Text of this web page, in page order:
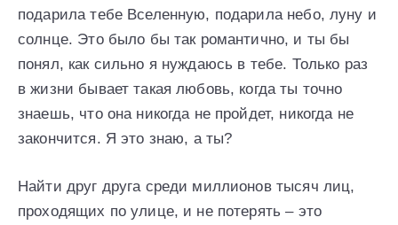
подарила тебе Вселенную, подарила небо, луну и
солнце. Это было бы так романтично, и ты бы
понял, как сильно я нуждаюсь в тебе. Только раз
в жизни бывает такая любовь, когда ты точно
знаешь, что она никогда не пройдет, никогда не
закончится. Я это знаю, а ты?
Найти друг друга среди миллионов тысяч лиц,
проходящих по улице, и не потерять – это